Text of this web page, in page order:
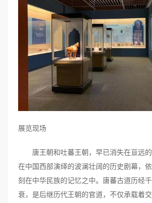
展览现场
唐王朝和吐蕃王朝，早已消失在亘远的
在中国西部演绎的波澜壮阔的历史剧幕，
刻在中华民族的记忆之中。唐蕃古道历经
衰，是后继历代王朝的官道，不仅承载着